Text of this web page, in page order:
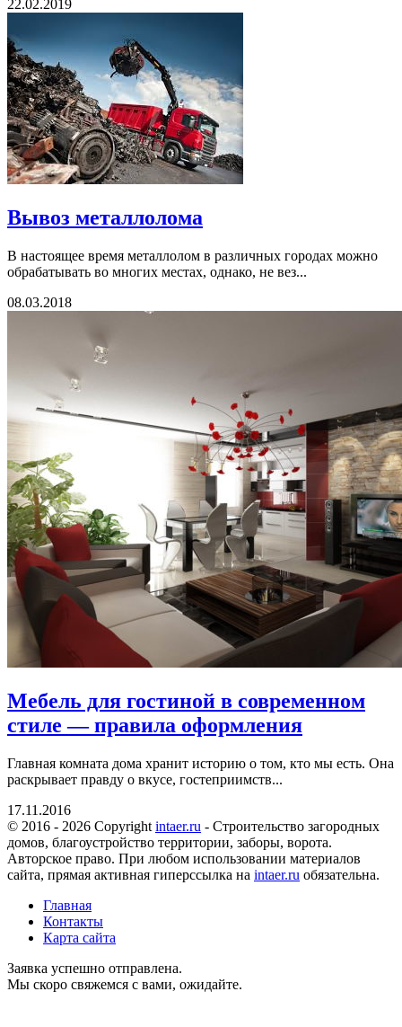
22.02.2019
Вывоз металлолома
В настоящее время металлолом в различных городах можно
обрабатывать во многих местах, однако, не вез...
08.03.2018
Мебель для гостиной в современном
стиле — правила оформления
Главная комната дома хранит историю о том, кто мы есть. Она
раскрывает правду о вкусе, гостеприимств...
17.11.2016
© 2016 - 2026 Copyright intaer.ru - Cтроительство загородных
домов, благоустройство территории, заборы, ворота.
Авторское право. При любом использовании материалов
сайта, прямая активная гиперссылка на intaer.ru обязательна.
Главная
Контакты
Карта сайта
Заявка успешно отправлена.
Мы скоро свяжемся с вами, ожидайте.